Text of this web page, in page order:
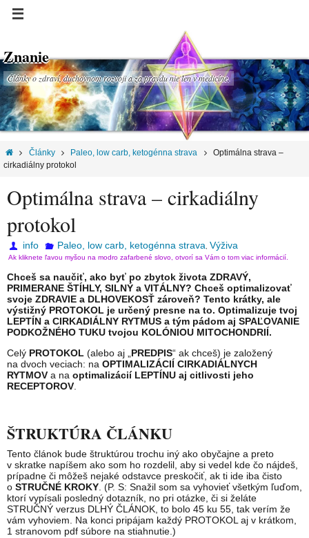
Znanie
Články o zdraví, duchovnom rozvoji a za pravdu nie len v medicíne.
Články Paleo, low carb, ketogénna strava
Optimálna strava –
cirkadiálny protokol
Optimálna strava – cirkadiálny
protokol
info Paleo, low carb, ketogénna strava Výživa
Ak kliknete ľavou myšou na modro zafarbené slovo, otvorí sa Vám o tom viac informácií.
Chceš sa naučiť, ako byť po zbytok života ZDRAVÝ,
PRIMERANE ŠTÍHLY, SILNÝ a VITÁLNY? Chceš optimalizovať
svoje ZDRAVIE a DLHOVEKOSŤ zároveň? Tento krátky, ale
výstižný PROTOKOL je určený presne na to. Optimalizuje tvoj
LEPTÍN a CIRKADIÁLNY RYTMUS a tým pádom aj SPAĽOVANIE
PODKOŽNÉHO TUKU tvojou KOLÓNIOU MITOCHONDRIÍ.
Celý PROTOKOL (alebo aj „ PREDPIS“ ak chceš) je založený
na dvoch veciach: na OPTIMALIZÁCIÍ CIRKADIÁLNYCH
RYTMOV a na optimalizácií LEPTÍNU aj citlivosti jeho
RECEPTOROV
ŠTRUKTÚRA ČLÁNKU
Tento článok bude štruktúrou trochu iný ako obyčajne a preto
v skratke napíšem ako som ho rozdelil, aby si vedel kde čo nájdeš,
prípadne či môžeš nejaké odstavce preskočiť, ak ti ide iba čisto
o STRUČNÉ KROKY . (P. S: Snažil som sa vyhovieť všetkým ľuďom,
ktorí vypísali posledný dotazník, no pri otázke, či si želáte
STRUČNÝ verzus DLHÝ ČLÁNOK, to bolo 45 ku 55, tak verím že
vám vyhoviem. Na konci pripájam každý PROTOKOL aj v krátkom,
1 stranovom pdf súbore na stiahnutie.)